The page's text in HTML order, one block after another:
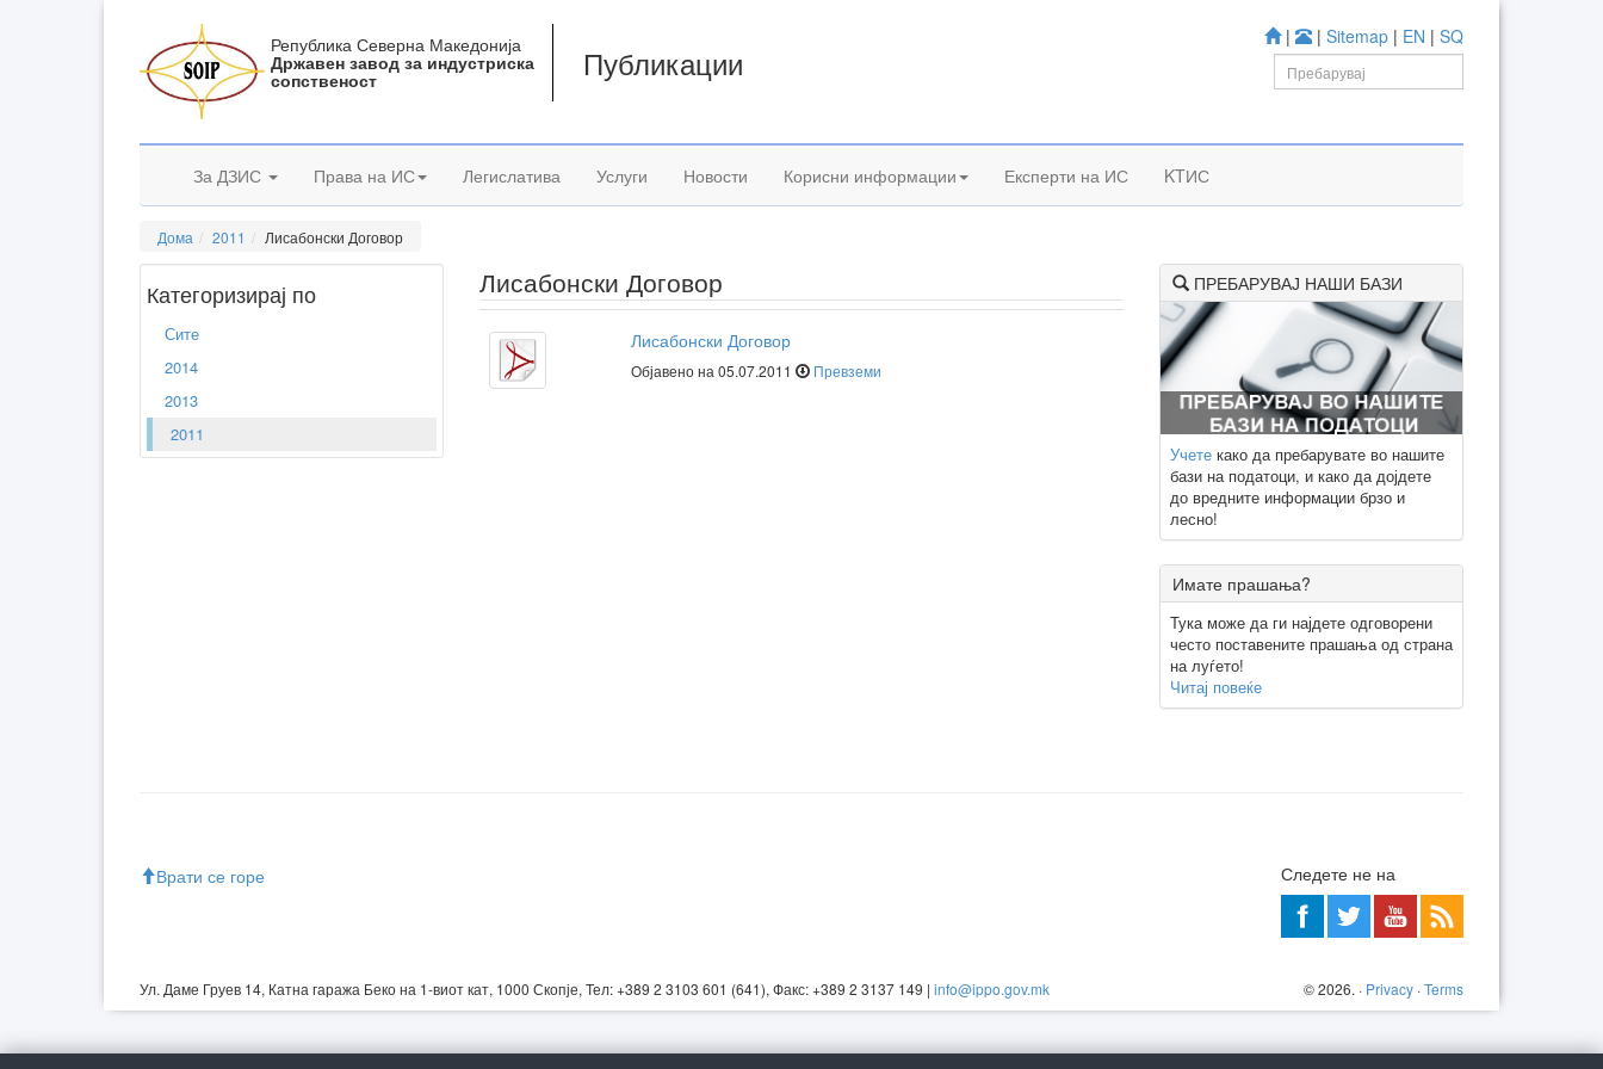
| | Sitemap | EN | SQ
Република Северна Македонија
Државен завод за индустриска
сопственост Публикации
За ДЗИС Права на ИС Легислатива Услуги Новости Корисни информации Експерти на ИС KTИС
Дома 2011 Лисабонски Договор
Категоризирај по
Сите
2014
2013
2011
Лисабонски Договор
Лисабонски Договор
Објавено на 05.07.2011 Превземи
ПРЕБАРУВАЈ НАШИ БАЗИ
Учете како да пребарувате во нашите
бази на податоци, и како да дојдете
до вредните информации брзо и
лесно!
Имате прашања?
Тука може да ги најдете одговорени
често поставените прашања од страна
на луѓето!
Читај повеќе
Врати се горе Следете не на
Ул. Даме Груев 14, Катна гаража Беко на 1-виот кат, 1000 Скопје, Тел: +389 2 3103 601 (641), Факс: +389 2 3137 149 | info@ippo.gov.mk ©2026. · Privacy ·Terms